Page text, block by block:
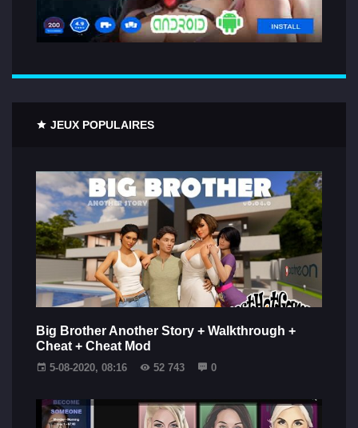
JEUX POPULAIRES
Big Brother Another Story + Walkthrough +
Cheat + Cheat Mod
5-08-2020, 08:16 52 743 0